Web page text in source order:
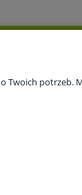
Kontaktpotrzeb.